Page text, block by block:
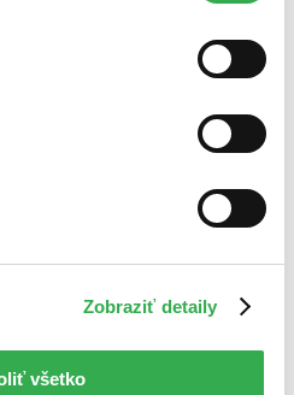
Zobraziť detaily
všetko
Cena za zlý sex vo fikcii
za zlý sex